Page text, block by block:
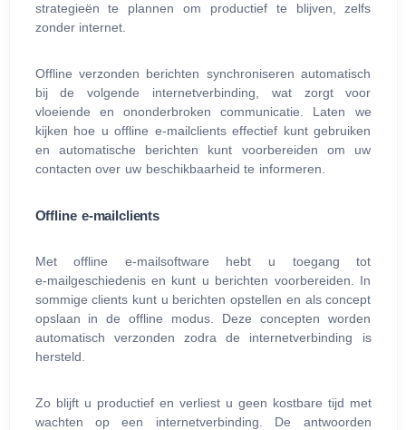
strategieën te plannen om productief te blijven, zelfs
zonder internet.
Offline verzonden berichten synchroniseren automatisch
bij de volgende internetverbinding, wat zorgt voor
vloeiende en ononderbroken communicatie. Laten we
kijken hoe u offline e‑mailclients effectief kunt gebruiken
en automatische berichten kunt voorbereiden om uw
contacten over uw beschikbaarheid te informeren.
Offline e‑mailclients
Met offline e‑mailsoftware hebt u toegang tot
e‑mailgeschiedenis en kunt u berichten voorbereiden. In
sommige clients kunt u berichten opstellen en als concept
opslaan in de offline modus. Deze concepten worden
automatisch verzonden zodra de internetverbinding is
hersteld.
Zo blijft u productief en verliest u geen kostbare tijd met
wachten op een internetverbinding. De antwoorden